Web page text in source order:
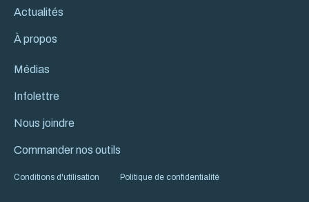
Actualités
À propos
Médias
Infolettre
Nous joindre
Commander nos outils
Conditions d'utilisation Politique de confidentialité